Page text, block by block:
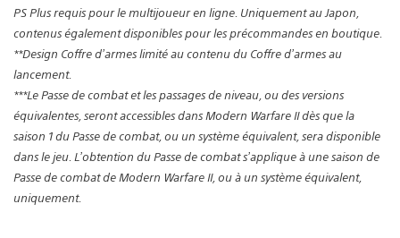
PS Plus requis pour le multijoueur en ligne. Uniquement au Japon,
contenus également disponibles pour les précommandes en boutique.
**Design Coffre d’armes limité au contenu du Coffre d’armes au
lancement.
***Le Passe de combat et les passages de niveau, ou des versions
équivalentes, seront accessibles dans Modern Warfare II dès que la
saison 1 du Passe de combat, ou un système équivalent, sera disponible
dans le jeu. L’obtention du Passe de combat s’applique à une saison de
Passe de combat de Modern Warfare II, ou à un système équivalent,
uniquement.